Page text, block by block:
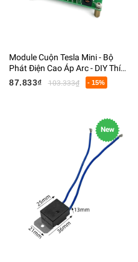
Module Cuộn Tesla Mini - Bộ
Phát Điện Cao Áp Arc - DIY Thí
Nghiệm Vật Lý - DC 15-24V
87.833₫ 103.333₫ - 15%
New